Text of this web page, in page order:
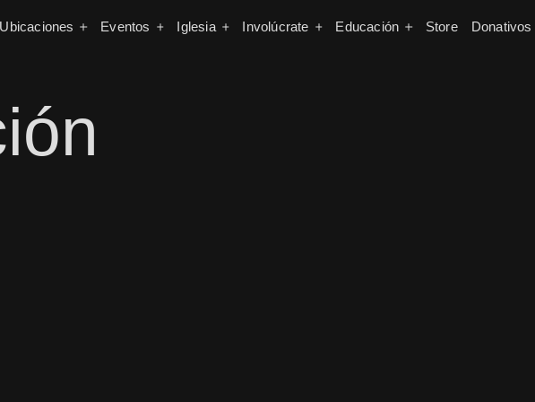
Ubicaciones Eventos Iglesia Involúcrate Educación Store Donativos
Iniciar sesión